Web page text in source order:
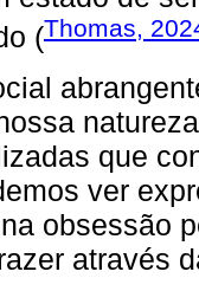
(Thomas,
que
ver
obsessão
através